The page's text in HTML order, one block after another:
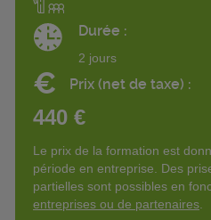
Durée :
2 jours
€ Prix (net de taxe) :
440 €
Le prix de la formation est
période en entreprise. Des
partielles sont possibles en
entreprises ou de partenaires